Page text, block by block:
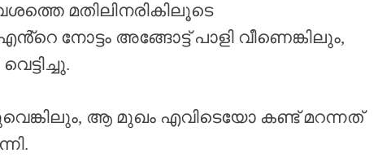
മതിലിനരികിലൂടെ
നോട്ടം അങ്ങോട്ട് പാളി വീണെങ്കിലും,
ആ മുഖം എവിടെയോ കണ്ട് മറന്നത്